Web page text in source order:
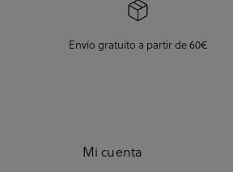
Envío gratuito a partir de 60€
Mi cuenta